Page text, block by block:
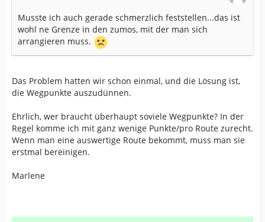
Musste ich auch gerade schmerzlich feststellen...das ist
wohl ne Grenze in den zumos, mit der man sich
arrangieren muss.
Das Problem hatten wir schon einmal, und die Lösung ist,
die Wegpunkte auszudünnen.
Ehrlich, wer braucht überhaupt soviele Wegpunkte? In der
Regel komme ich mit ganz wenige Punkte/pro Route zurecht.
Wenn man eine auswertige Route bekommt, muss man sie
erstmal bereinigen.
Marlene